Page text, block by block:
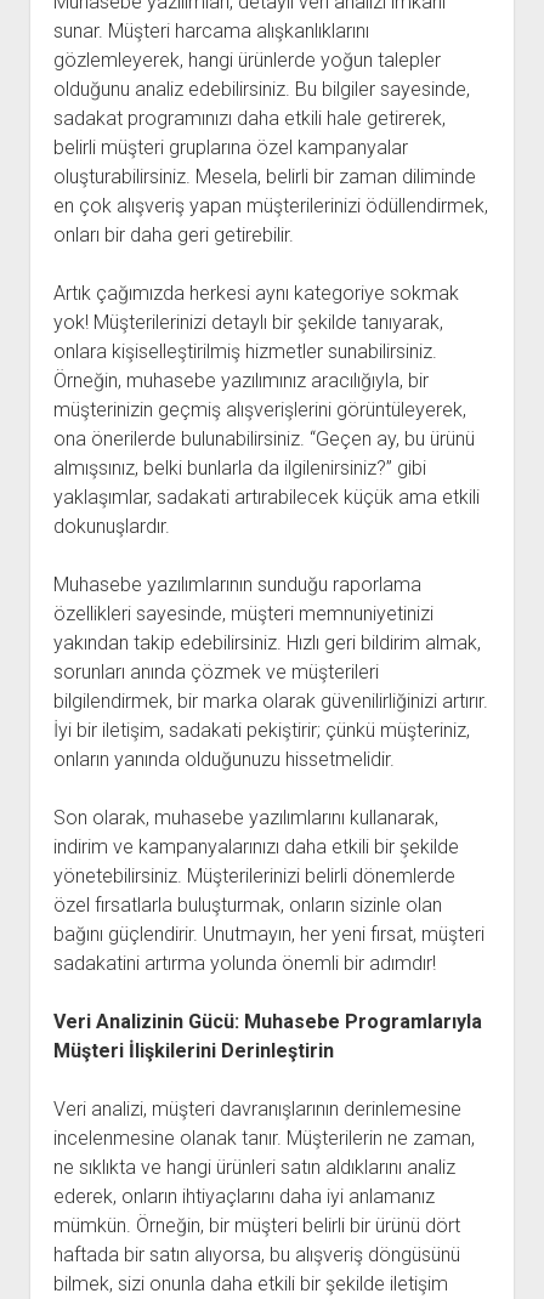
sunar. Müşteri harcama alışkanlıklarını
gözlemleyerek, hangi ürünlerde yoğun talepler
olduğunu analiz edebilirsiniz. Bu bilgiler sayesinde,
sadakat programınızı daha etkili hale getirerek,
belirli müşteri gruplarına özel kampanyalar
oluşturabilirsiniz. Mesela, belirli bir zaman diliminde
en çok alışveriş yapan müşterilerinizi ödüllendirmek,
onları bir daha geri getirebilir.
Artık çağımızda herkesi aynı kategoriye sokmak
yok! Müşterilerinizi detaylı bir şekilde tanıyarak,
onlara kişiselleştirilmiş hizmetler sunabilirsiniz.
Örneğin, muhasebe yazılımınız aracılığıyla, bir
müşterinizin geçmiş alışverişlerini görüntüleyerek,
ona önerilerde bulunabilirsiniz. “Geçen ay, bu ürünü
almışsınız, belki bunlarla da ilgilenirsiniz?” gibi
yaklaşımlar, sadakati artırabilecek küçük ama etkili
dokunuşlardır.
Muhasebe yazılımlarının sunduğu raporlama
özellikleri sayesinde, müşteri memnuniyetinizi
yakından takip edebilirsiniz. Hızlı geri bildirim almak,
sorunları anında çözmek ve müşterileri
bilgilendirmek, bir marka olarak güvenilirliğinizi artırır.
İyi bir iletişim, sadakati pekiştirir; çünkü müşteriniz,
onların yanında olduğunuzu hissetmelidir.
Son olarak, muhasebe yazılımlarını kullanarak,
indirim ve kampanyalarınızı daha etkili bir şekilde
yönetebilirsiniz. Müşterilerinizi belirli dönemlerde
özel fırsatlarla buluşturmak, onların sizinle olan
bağını güçlendirir. Unutmayın, her yeni fırsat, müşteri
sadakatini artırma yolunda önemli bir adımdır!
Veri Analizinin Gücü: Muhasebe Programlarıyla
Müşteri İlişkilerini Derinleştirin
Veri analizi, müşteri davranışlarının derinlemesine
incelenmesine olanak tanır. Müşterilerin ne zaman,
ne sıklıkta ve hangi ürünleri satın aldıklarını analiz
ederek, onların ihtiyaçlarını daha iyi anlamanız
mümkün. Örneğin, bir müşteri belirli bir ürünü dört
haftada bir satın alıyorsa, bu alışveriş döngüsünü
bilmek, sizi onunla daha etkili bir şekilde iletişim